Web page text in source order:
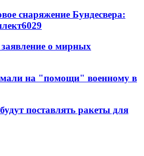
снаряжение Бундесвера:
6029
заявление о мирных
на "помощи" военному в
поставлять ракеты для